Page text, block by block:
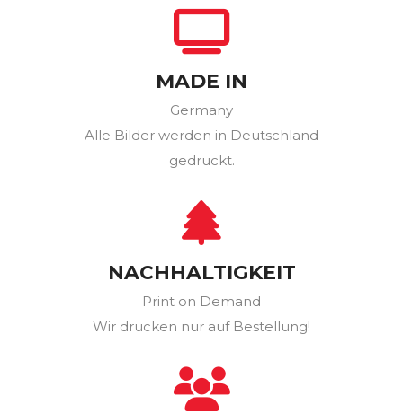
MADE IN
Germany
Alle Bilder werden in Deutschland
gedruckt.
NACHHALTIGKEIT
Print on Demand
Wir drucken nur auf Bestellung!